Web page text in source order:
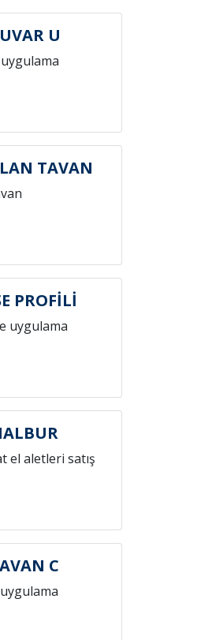
U
TAVAN
PROFİLİ
uygulama
el aletleri satış
C